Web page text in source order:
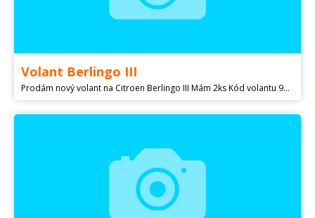
Volant Berlingo III
Prodám nový volant na Citroen Berlingo III Mám 2ks Kód volantu 98210208ZD Cena 2000